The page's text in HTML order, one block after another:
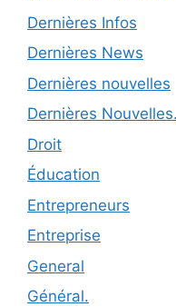
Dernières Infos
Dernières News
Dernières nouvelles
Dernières Nouvelles.
Droit
Éducation
Entrepreneurs
Entreprise
General
Général.